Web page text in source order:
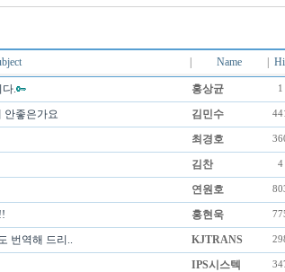
Name
. 홍상균 1
안좋은가요 김민수 441
최경호
김찬 4
연원호
홍현욱
번역해 드리.. KJTRANS
IPS시스텍